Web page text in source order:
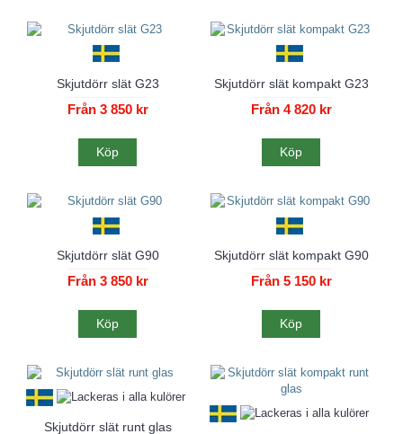
Skjutdörr slät G23
Från 3 850 kr
Köp
Skjutdörr slät kompakt G23
Från 4 820 kr
Köp
Skjutdörr slät G90
Från 3 850 kr
Köp
Skjutdörr slät kompakt G90
Från 5 150 kr
Köp
Skjutdörr slät runt glas